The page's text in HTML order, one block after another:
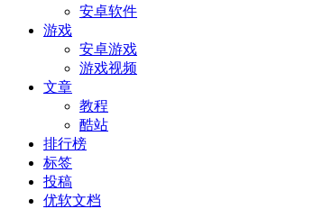
安卓软件
游戏
安卓游戏
游戏视频
文章
教程
酷站
排行榜
标签
投稿
优软文档